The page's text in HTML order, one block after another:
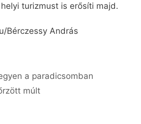
turizmust is erősíti majd.
Bérczessy András
a paradicsomban
múlt